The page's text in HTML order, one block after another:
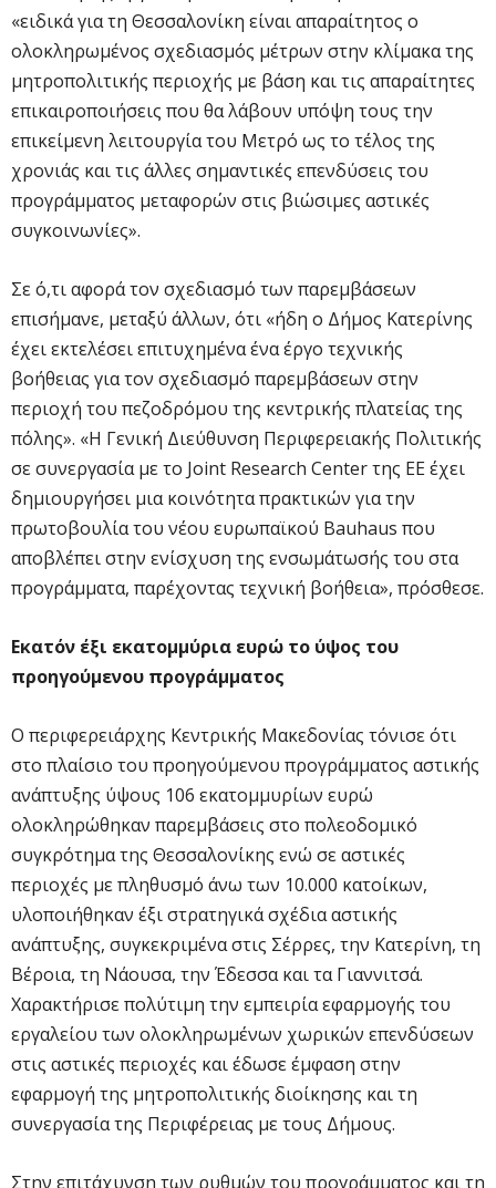
«ειδικά για τη Θεσσαλονίκη είναι απαραίτητος ο
ολοκληρωμένος σχεδιασμός μέτρων στην κλίμακα της
μητροπολιτικής περιοχής με βάση και τις απαραίτητες
επικαιροποιήσεις που θα λάβουν υπόψη τους την
επικείμενη λειτουργία του Μετρό ως το τέλος της
χρονιάς και τις άλλες σημαντικές επενδύσεις του
προγράμματος μεταφορών στις βιώσιμες αστικές
συγκοινωνίες».
Σε ό,τι αφορά τον σχεδιασμό των παρεμβάσεων
επισήμανε, μεταξύ άλλων, ότι «ήδη ο Δήμος Κατερίνης
έχει εκτελέσει επιτυχημένα ένα έργο τεχνικής
βοήθειας για τον σχεδιασμό παρεμβάσεων στην
περιοχή του πεζοδρόμου της κεντρικής πλατείας της
πόλης». «Η Γενική Διεύθυνση Περιφερειακής Πολιτικής
σε συνεργασία με το Joint Research Center της ΕΕ έχει
δημιουργήσει μια κοινότητα πρακτικών για την
πρωτοβουλία του νέου ευρωπαϊκού Bauhaus που
αποβλέπει στην ενίσχυση της ενσωμάτωσής του στα
προγράμματα, παρέχοντας τεχνική βοήθεια», πρόσθεσε.
Εκατόν έξι εκατομμύρια ευρώ το ύψος του
προηγούμενου προγράμματος
Ο περιφερειάρχης Κεντρικής Μακεδονίας τόνισε ότι
στο πλαίσιο του προηγούμενου προγράμματος αστικής
ανάπτυξης ύψους 106 εκατομμυρίων ευρώ
ολοκληρώθηκαν παρεμβάσεις στο πολεοδομικό
συγκρότημα της Θεσσαλονίκης ενώ σε αστικές
περιοχές με πληθυσμό άνω των 10.000 κατοίκων,
υλοποιήθηκαν έξι στρατηγικά σχέδια αστικής
ανάπτυξης, συγκεκριμένα στις Σέρρες, την Κατερίνη, τη
Βέροια, τη Νάουσα, την Έδεσσα και τα Γιαννιτσά.
Χαρακτήρισε πολύτιμη την εμπειρία εφαρμογής του
εργαλείου των ολοκληρωμένων χωρικών επενδύσεων
στις αστικές περιοχές και έδωσε έμφαση στην
εφαρμογή της μητροπολιτικής διοίκησης και τη
συνεργασία της Περιφέρειας με τους Δήμους.
Στην επιτάχυνση των ρυθμών του προγράμματος και τη